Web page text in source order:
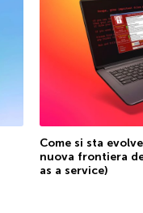
Come si sta
nuova frontiera
as a service)